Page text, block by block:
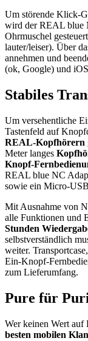
Um störende Klick-
wird der REAL blue
Ohrmuschel
lauter/leiser). Über
annehmen und
(ok, Google) und
Stabiles
Um versehentliche
Tastenfeld auf
REAL-Kopfhörern
Meter langes
Knopf-
REAL blue NC
sowie ein Micro-
Mit Ausnahme von
alle Funktionen und
Stunden
selbstverständlich
weiter.
Ein-Knopf-
zum Lieferumfang.
Pure für
Wer keinen Wert auf
besten mobilen